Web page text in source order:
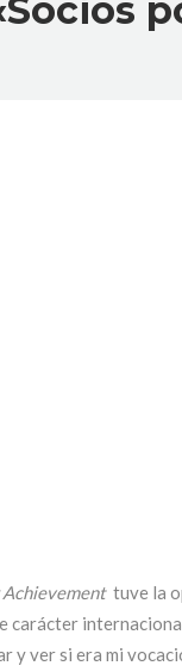
Achievementtuve la
carácter
y ver si era mi